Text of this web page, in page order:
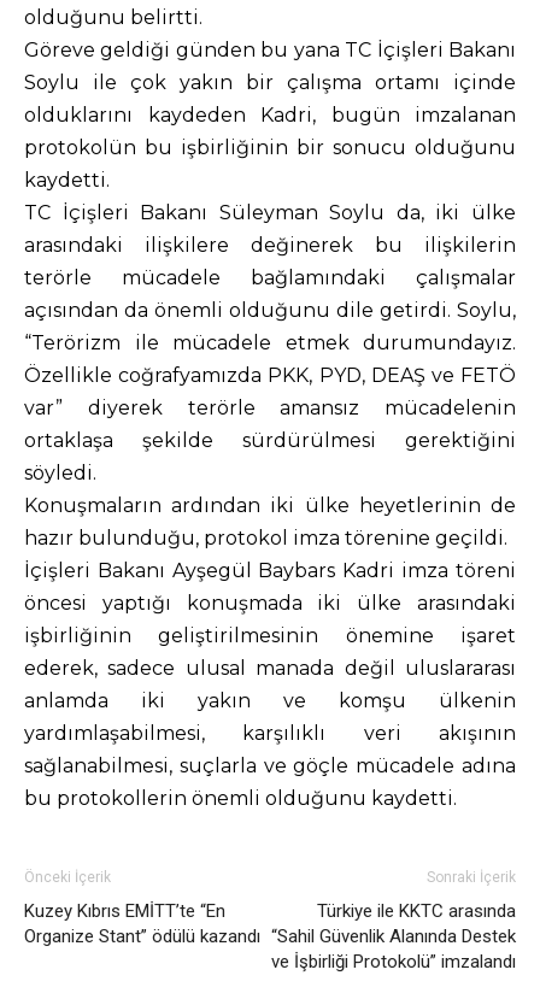
olduğunu belirtti.
Göreve geldiği günden bu yana TC İçişleri Bakanı
Soylu ile çok yakın bir çalışma ortamı içinde
olduklarını kaydeden Kadri, bugün imzalanan
protokolün bu işbirliğinin bir sonucu olduğunu
kaydetti.
TC İçişleri Bakanı Süleyman Soylu da, iki ülke
arasındaki ilişkilere değinerek bu ilişkilerin
terörle mücadele bağlamındaki çalışmalar
açısından da önemli olduğunu dile getirdi. Soylu,
“Terörizm ile mücadele etmek durumundayız.
Özellikle coğrafyamızda PKK, PYD, DEAŞ ve FETÖ
var” diyerek terörle amansız mücadelenin
ortaklaşa şekilde sürdürülmesi gerektiğini
söyledi.
Konuşmaların ardından iki ülke heyetlerinin de
hazır bulunduğu, protokol imza törenine geçildi.
İçişleri Bakanı Ayşegül Baybars Kadri imza töreni
öncesi yaptığı konuşmada iki ülke arasındaki
işbirliğinin geliştirilmesinin önemine işaret
ederek, sadece ulusal manada değil uluslararası
anlamda iki yakın ve komşu ülkenin
yardımlaşabilmesi, karşılıklı veri akışının
sağlanabilmesi, suçlarla ve göçle mücadele adına
bu protokollerin önemli olduğunu kaydetti.
Önceki İçerik
Kuzey Kıbrıs EMİTT’te “En
Organize Stant” ödülü kazandı
Sonraki İçerik
Türkiye ile KKTC arasında
“Sahil Güvenlik Alanında Destek
ve İşbirliği Protokolü” imzalandı